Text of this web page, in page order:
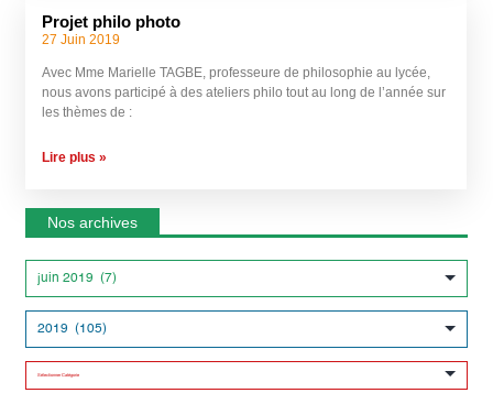
Projet philo photo
27 Juin 2019
Avec Mme Marielle TAGBE, professeure de philosophie au lycée,
nous avons participé à des ateliers philo tout au long de l’année sur
les thèmes de :
Lire plus »
Nos archives